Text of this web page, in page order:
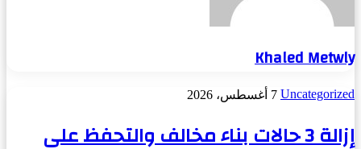
Khaled Metwly
Uncategorized 7 أغسطس، 2026
إزالة 3 حالات بناء مخالف والتحفظ على